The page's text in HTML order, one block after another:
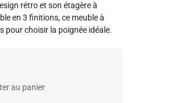
rétro et son étagère à
en 3 finitions, ce meuble à
pour choisir la poignée idéale.
au panier